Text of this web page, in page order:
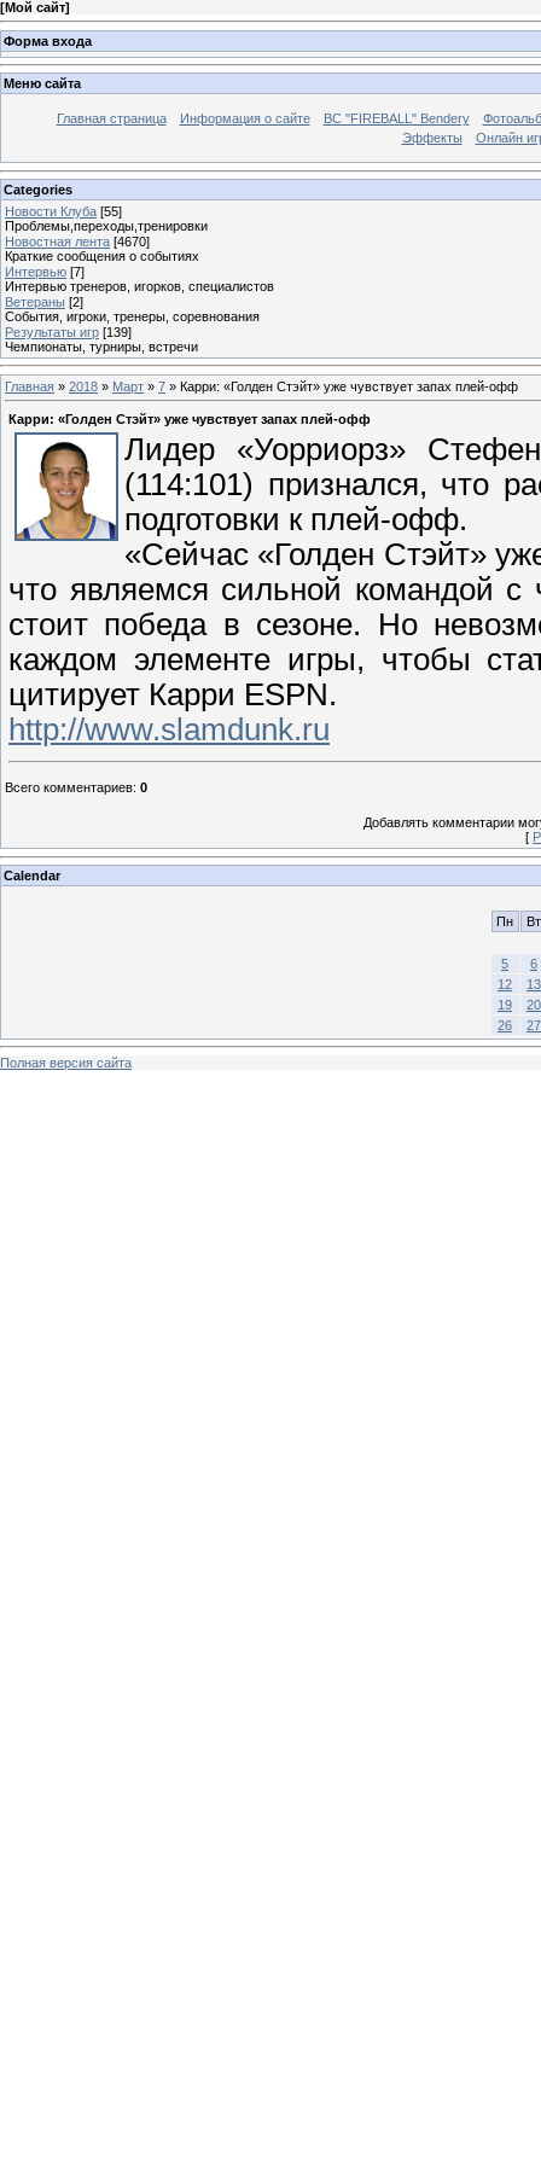
[Мой сайт]
Форма входа
Меню сайта
Главная страница Информация о сайте BC "FIREBALL" Bendery
Эффекты
Онлайн
Categories
Новости Клуба [55]
Проблемы,переходы,тренировки
Новостная лента [4670]
Краткие сообщения о событиях
Интервью [7]
Интервью тренеров, игорков, специалистов
Ветераны [2]
События, игроки, тренеры, соревнования
Результаты игр [139]
Чемпионаты, турниры, встречи
Главная » 2018 » Март » 7 » Карри: «Голден Стэйт» уже чувствует запах плей-офф
Карри: «Голден Стэйт» уже чувствует запах плей-офф
Лидер «Уорриорз»
(114:101) признался, что
подготовки к плей-офф.
«Сейчас «Голден Стэйт»
что являемся сильной командой
стоит победа в сезоне. Но
каждом элементе игры, чтобы
цитирует Карри ESPN.
http://www.slamdunk.ru
Всего комментариев: 0
Добавлять комментарии
[
Calendar
Пн Вт
5
6
12
13
19
20
26
27
Полная версия сайта